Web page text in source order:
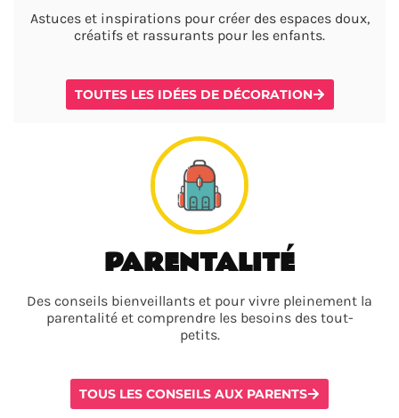
Astuces et inspirations pour créer des espaces doux,
créatifs et rassurants pour les enfants.
TOUTES LES IDÉES DE DÉCORATION
PARENTALITÉ
Des conseils bienveillants et pour vivre pleinement la
parentalité et comprendre les besoins des tout-
petits.
TOUS LES CONSEILS AUX PARENTS